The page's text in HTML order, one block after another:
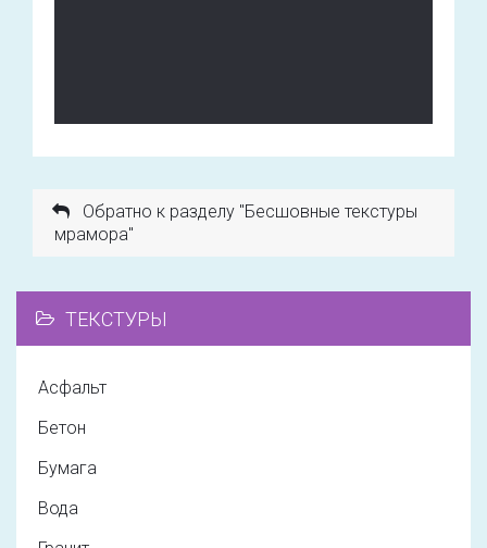
Обратно к разделу "Бесшовные текстуры
мрамора"
ТЕКСТУРЫ
Асфальт
Бетон
Бумага
Вода